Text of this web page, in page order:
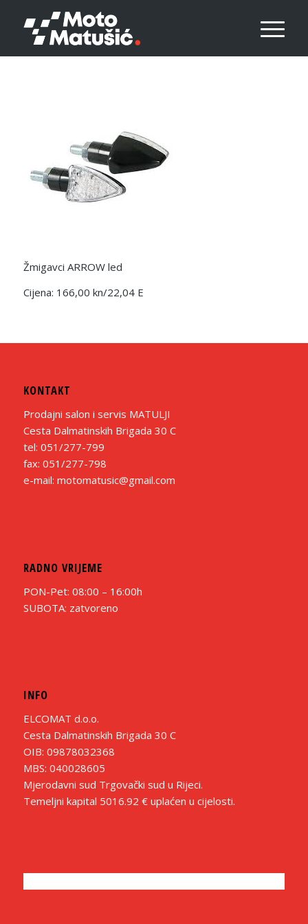
Žmigavci ARROW led
Cijena: 166,00 kn/22,04 E
KONTAKT
Prodajni salon i servis MATULJI
Cesta Dalmatinskih Brigada 30 C
tel: 051/277-799
fax: 051/277-798
e-mail: motomatusic@gmail.com
RADNO VRIJEME
PON-Pet: 08:00 – 16:00h
SUBOTA: zatvoreno
INFO
ELCOMAT d.o.o.
Cesta Dalmatinskih Brigada 30 C
OIB: 09878032368
MBS: 040028605
Mjerodavni sud Trgovački sud u Rijeci.
Temeljni kapital 5016.92 € uplaćen u cijelosti.